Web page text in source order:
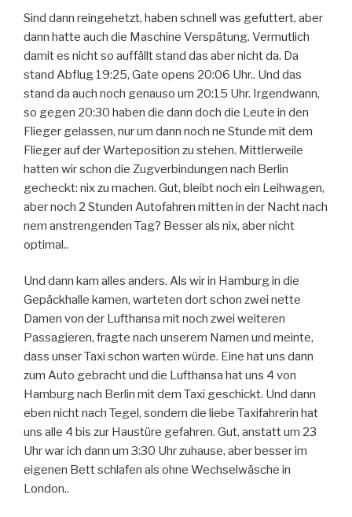
Sind dann reingehetzt, haben schnell was gefuttert, aber
dann hatte auch die Maschine Verspätung. Vermutlich
damit es nicht so auffällt stand das aber nicht da. Da
stand Abflug 19:25, Gate opens 20:06 Uhr.. Und das
stand da auch noch genauso um 20:15 Uhr. Irgendwann,
so gegen 20:30 haben die dann doch die Leute in den
Flieger gelassen, nur um dann noch ne Stunde mit dem
Flieger auf der Warteposition zu stehen. Mittlerweile
hatten wir schon die Zugverbindungen nach Berlin
gecheckt: nix zu machen. Gut, bleibt noch ein Leihwagen,
aber noch 2 Stunden Autofahren mitten in der Nacht nach
nem anstrengenden Tag? Besser als nix, aber nicht
optimal..
Und dann kam alles anders. Als wir in Hamburg in die
Gepäckhalle kamen, warteten dort schon zwei nette
Damen von der Lufthansa mit noch zwei weiteren
Passagieren, fragte nach unserem Namen und meinte,
dass unser Taxi schon warten würde. Eine hat uns dann
zum Auto gebracht und die Lufthansa hat uns 4 von
Hamburg nach Berlin mit dem Taxi geschickt. Und dann
eben nicht nach Tegel, sondern die liebe Taxifahrerin hat
uns alle 4 bis zur Haustüre gefahren. Gut, anstatt um 23
Uhr war ich dann um 3:30 Uhr zuhause, aber besser im
eigenen Bett schlafen als ohne Wechselwäsche in
London..